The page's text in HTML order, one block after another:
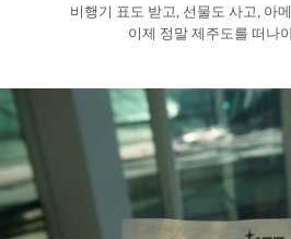
비행기 표도 받고, 선물도 사고, 아
이제 정말 제주도를 떠나